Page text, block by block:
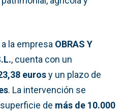
la empresa OBRAS Y
, cuenta con un
eurosy un plazo de
. La intervención se
de más de 10.000